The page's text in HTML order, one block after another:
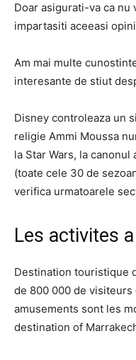
Doar asigurati-va ca nu
impartasiti aceeasi
Am mai multe
interesante de stiut
Disney controleaza un
religie Ammi Moussa
la Star Wars, la
(toate cele 30 de
verifica urmatoarele
Les activites
Destination touristique
de 800 000 de
amusements sont les
destination of